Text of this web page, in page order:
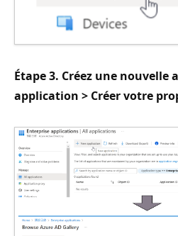
Étape 3. Créez une
application > Créer votre